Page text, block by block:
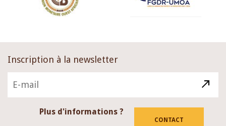
Inscription à la newsletter
Plus d'informations ?
CONTACT